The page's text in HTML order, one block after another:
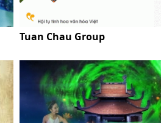
Tuan Chau Group